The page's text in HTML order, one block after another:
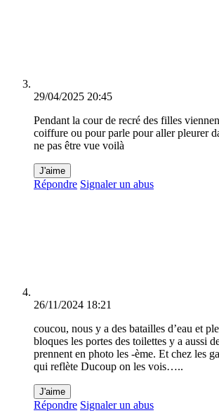
29/04/2025 20:45
Pendant la cour de recré des filles
coiffure ou pour parle pour aller pleurer
ne pas être vue voilà
J'aime
Répondre Signaler un abus
26/11/2024 18:21
coucou, nous y a des batailles d’eau et
bloques les portes des toilettes y a aussi
prennent en photo les -ème. Et chez les
qui reflète Ducoup on les vois…..
J'aime
Répondre Signaler un abus